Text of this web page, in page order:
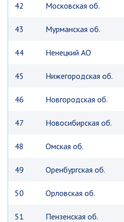
42 Московская об.
43 Мурманская об.
44 Ненецкий АО
45 Нижегородская об.
46 Новгородская об.
47 Новосибирская об.
48 Омская об.
49 Оренбургская об.
50 Орловская об.
51 Пензенская об.